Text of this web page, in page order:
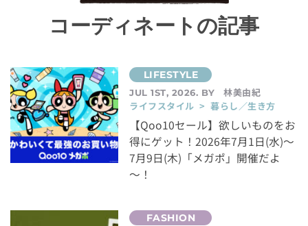
コーディネートの記事
JUL 1ST, 2026. BY
林美由紀
ライフスタイル > 暮らし／生き方
【Qoo10セール】欲しいものをお
得にゲット！2026年7月1日(水)～
7月9日(木)「メガポ」開催だよ
～！